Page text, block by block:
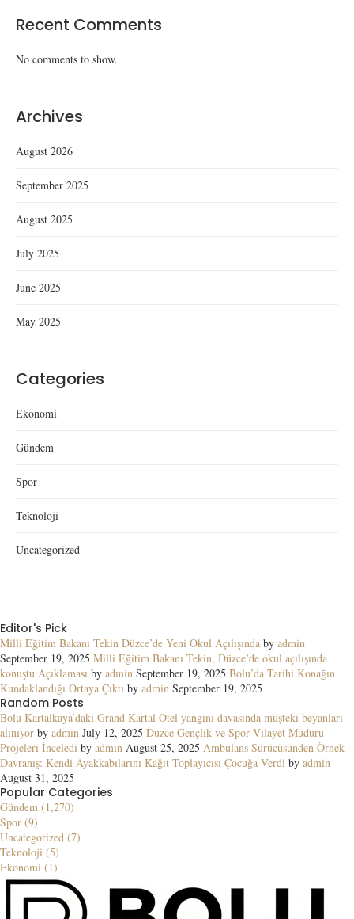
Recent Comments
No comments to show.
Archives
August 2026
September 2025
August 2025
July 2025
June 2025
May 2025
Categories
Ekonomi
Gündem
Spor
Teknoloji
Uncategorized
Editor's Pick
Milli Eğitim Bakanı Tekin Düzce’de Yeni Okul Açılışında by admin
September 19, 2025 Milli Eğitim Bakanı Tekin, Düzce’de okul açılışında
konuştu Açıklaması by admin September 19, 2025 Bolu’da Tarihi Konağın
Kundaklandığı Ortaya Çıktı by admin September 19, 2025
Random Posts
Bolu Kartalkaya’daki Grand Kartal Otel yangını davasında müşteki beyanları
alınıyor by admin July 12, 2025 Düzce Gençlik ve Spor Vilayet Müdürü
Projeleri İnceledi by admin August 25, 2025 Ambulans Sürücüsünden Örnek
Davranış: Kendi Ayakkabılarını Kağıt Toplayıcısı Çocuğa Verdi by admin
August 31, 2025
Popular Categories
Gündem (1,270)
Spor (9)
Uncategorized (7)
Teknoloji (5)
Ekonomi (1)